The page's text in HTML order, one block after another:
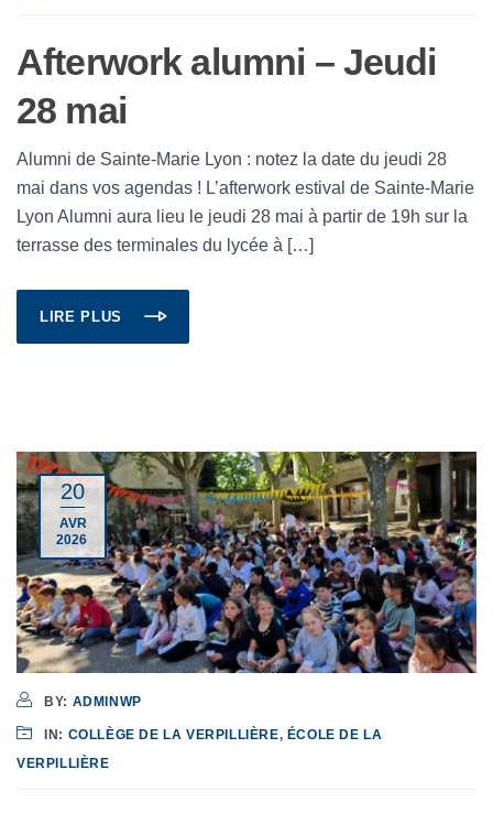
Afterwork alumni – Jeudi
28 mai
Alumni de Sainte-Marie Lyon : notez la date du jeudi 28
mai dans vos agendas ! L’afterwork estival de Sainte-Marie
Lyon Alumni aura lieu le jeudi 28 mai à partir de 19h sur la
terrasse des terminales du lycée à […]
LIRE PLUS
20
AVR
2026
BY: ADMINWP
IN: COLLÈGE DE LA VERPILLIÈRE, ÉCOLE DE LA
VERPILLIÈRE